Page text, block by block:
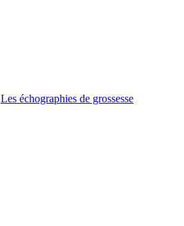
Les échographies de grossesse